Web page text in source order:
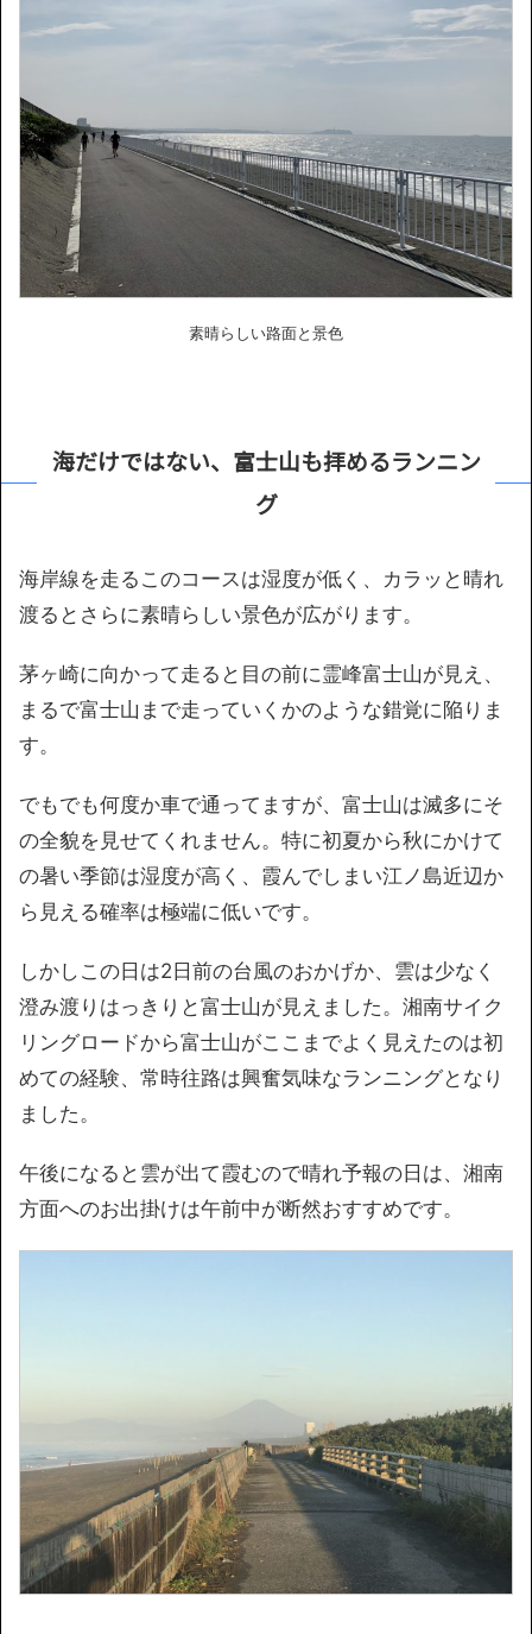
素晴らしい路面と景色
海だけではない、富士山も拝めるランニン
グ
海岸線を走るこのコースは湿度が低く、カラッと晴れ
渡るとさらに素晴らしい景色が広がります。
茅ヶ崎に向かって走ると目の前に霊峰富士山が見え、
まるで富士山まで走っていくかのような錯覚に陥りま
す。
でもでも何度か車で通ってますが、富士山は滅多にそ
の全貌を見せてくれません。特に初夏から秋にかけて
の暑い季節は湿度が高く、霞んでしまい江ノ島近辺か
ら見える確率は極端に低いです。
しかしこの日は2日前の台風のおかげか、雲は少なく
澄み渡りはっきりと富士山が見えました。湘南サイク
リングロードから富士山がここまでよく見えたのは初
めての経験、常時往路は興奮気味なランニングとなり
ました。
午後になると雲が出て霞むので晴れ予報の日は、湘南
方面へのお出掛けは午前中が断然おすすめです。